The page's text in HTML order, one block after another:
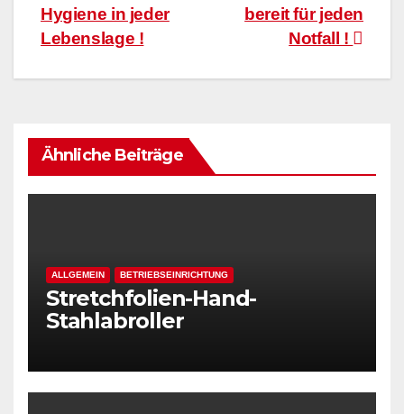
bereit für jeden
Notfall !
Hygiene in jeder
Lebenslage !
Ähnliche Beiträge
ALLGEMEIN BETRIEBSEINRICHTUNG
Stretchfolien-Hand-
Stahlabroller